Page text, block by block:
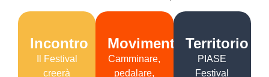
Incontro
Il Festival
creerà
Movimento
Camminare,
pedalare,
Territorio
PIASE
Festival